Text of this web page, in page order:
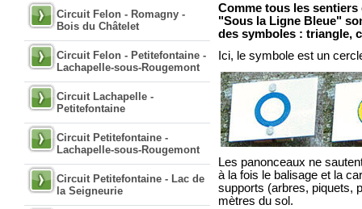
Circuit Felon - Romagny -
Bois du Châtelet
Circuit Felon - Petitefontaine -
Lachapelle-sous-Rougemont
Circuit Lachapelle -
Petitefontaine
Circuit Petitefontaine -
Lachapelle-sous-Rougemont
Circuit Petitefontaine - Lac de
la Seigneurie
Comme tous les
"Sous la Ligne Bleue"
des symboles : triangle,
Ici, le symbole est un
Les panonceaux ne
à la fois le balisage et la
supports (arbres, piquets,
mètres du sol.